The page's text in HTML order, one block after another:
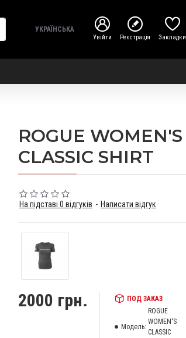
УКРАЇНСЬКА
Увійти Реєстрація Закладки
ROGUE WOMEN'S
CLASSIC SHIRT
На підставі 0 відгуків - Написати відгук
2000 грн. ПОД ЗАКАЗ
Модель:
ROGUE
WOMEN'S
CLASSIC